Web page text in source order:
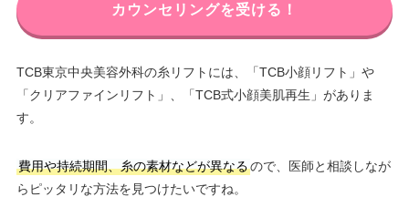
カウンセリングを受ける！
TCB東京中央美容外科の糸リフトには、「TCB小顔リフト」や
「クリアファインリフト」、「TCB式小顔美肌再生」がありま
す。
費用や持続期間、糸の素材などが異なるので、医師と相談しなが
らピッタリな方法を見つけたいですね。